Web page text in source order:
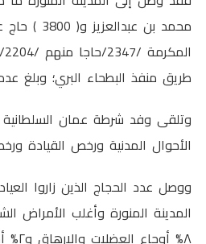
محمد
طريق منفذ البطحاء البري؛ وبلغ عدد الحجاج الذكور /
الأحوال المدنية ورخص القيادة